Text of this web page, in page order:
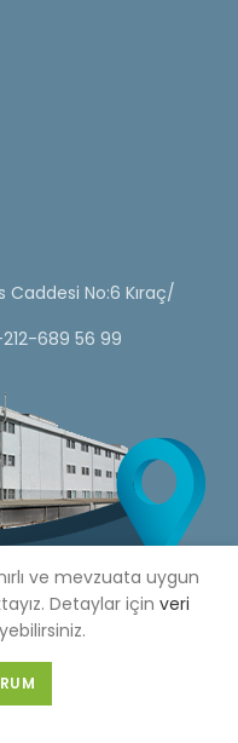
Caddesi No:6 Kıraç/
689 56 99
|Çetinkaya Pano Fiyat
ve mevzuata uygun
Detaylar için veri